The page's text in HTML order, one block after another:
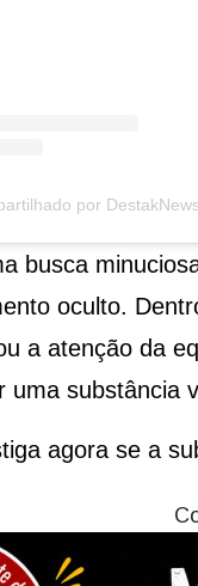
por
busca
oculto.
a atenção da
uma substância
agora se a